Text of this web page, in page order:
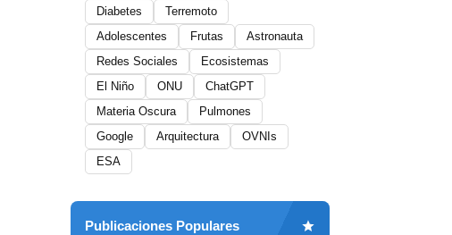
Diabetes
Terremoto
Adolescentes
Frutas
Astronauta
Redes Sociales
Ecosistemas
El Niño
ONU
ChatGPT
Materia Oscura
Pulmones
Google
Arquitectura
OVNIs
ESA
Publicaciones Populares